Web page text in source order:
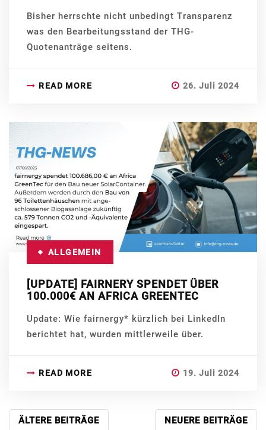
Bisher herrschte nicht unbedingt Transparenz
was den Bearbeitungsstand der THG-
Quotenanträge seitens.
READ MORE 26. Juli 2024
ALLGEMEIN
[UPDATE] FAIRNERY SPENDET ÜBER
100.000€ AN AFRICA GREENTEC
Update: Wie fairnergy* kürzlich bei LinkedIn
berichtet hat, wurden mittlerweile über.
READ MORE 19. Juli 2024
BEITRAGSNAVIGATION
ÄLTERE BEITRÄGE NEUERE BEITRÄGE